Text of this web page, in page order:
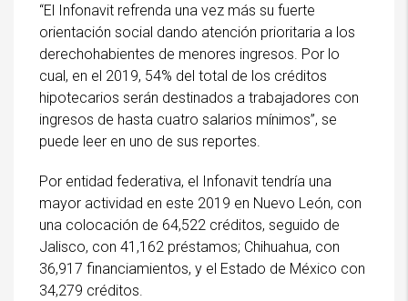
“El Infonavit refrenda una vez más su fuerte
orientación social dando atención prioritaria a los
derechohabientes de menores ingresos. Por lo
cual, en el 2019, 54% del total de los créditos
hipotecarios serán destinados a trabajadores con
ingresos de hasta cuatro salarios mínimos”, se
puede leer en uno de sus reportes.
Por entidad federativa, el Infonavit tendría una
mayor actividad en este 2019 en Nuevo León, con
una colocación de 64,522 créditos, seguido de
Jalisco, con 41,162 préstamos; Chihuahua, con
36,917 financiamientos, y el Estado de México con
34,279 créditos.